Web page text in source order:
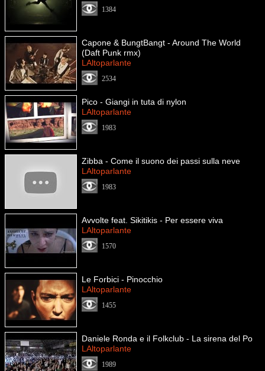
1384
Capone & BungtBangt - Around The World
(Daft Punk rmx)
LAltoparlante
2534
Pico - Giangi in tuta di nylon
LAltoparlante
1983
Zibba - Come il suono dei passi sulla neve
LAltoparlante
1983
Avvolte feat. Sikitikis - Per essere viva
LAltoparlante
1570
Le Forbici - Pinocchio
LAltoparlante
1455
Daniele Ronda e il Folkclub - La sirena del Po
LAltoparlante
1989